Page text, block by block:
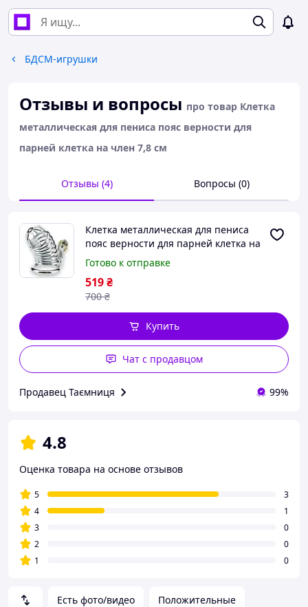
БДСМ-игрушки
Отзывы и вопросы про товар Клетка
металлическая для пениса пояс верности для
парней клетка на член 7,8 см
Отзывы (4) Вопросы (0)
Есть фото/видео Положительные
Клетка металлическая для пениса
пояс верности для парней клетка на
член 7,8 см
Готово к отправке
519₴
700 ₴
Купить
Чат с продавцом
Продавец Таємниця 99%
4.8
Оценка товара на основе отзывов
5
3
4
1
3
0
2
0
1
0